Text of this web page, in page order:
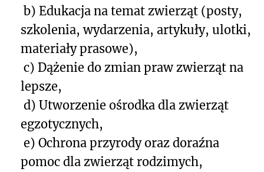
b) Edukacja na temat zwierząt (posty,
szkolenia, wydarzenia, artykuły, ulotki,
materiały prasowe),
c) Dążenie do zmian praw zwierząt na
lepsze,
d) Utworzenie ośrodka dla zwierząt
egzotycznych,
e) Ochrona przyrody oraz doraźna
pomoc dla zwierząt rodzimych,